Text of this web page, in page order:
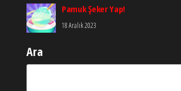
Pamuk Şeker Yap!
18 Aralık 2023
Ara